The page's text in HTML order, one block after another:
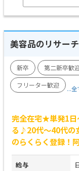
美容品のリサーチ
新卒 第二新卒歓
フリーター歓迎
...全
完全在宅★単発1日
る♪20代～40代の
のらくらく登録！
給与